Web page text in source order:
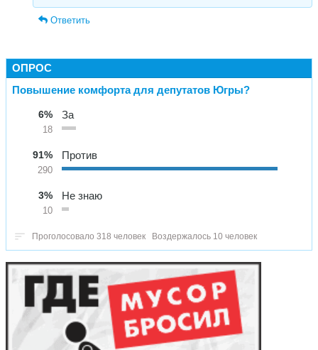
Ответить
ОПРОС
Повышение комфорта для депутатов Югры?
6%
18
За
91%
290
Против
3%
10
Не знаю
Проголосовало 318 человек Воздержалось 10 человек